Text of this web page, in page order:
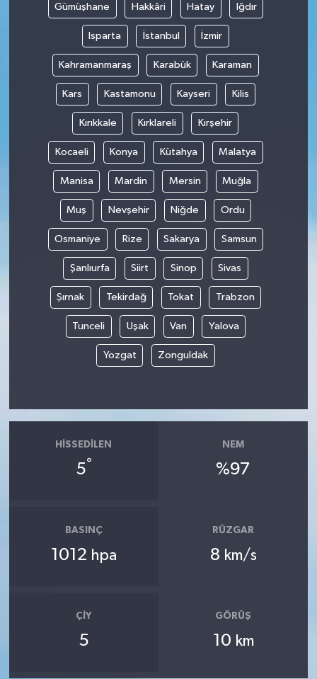
Gümüşhane Hakkâri Hatay Iğdır
Isparta İstanbul İzmir
Kahramanmaraş Karabük Karaman
Kars Kastamonu Kayseri Kilis
Kırıkkale Kırklareli Kırşehir
Kocaeli Konya Kütahya Malatya
Manisa Mardin Mersin Muğla
Muş Nevşehir Niğde Ordu
Osmaniye Rize Sakarya Samsun
Şanlıurfa Siirt Sinop Sivas
Şırnak Tekirdağ Tokat Trabzon
Tunceli Uşak Van Yalova
Yozgat Zonguldak
HISSEDILEN
5°
NEM
%97
BASINÇ
1012 hpa
RÜZGAR
8 km/s
ÇIY
5
GÖRÜŞ
10 km